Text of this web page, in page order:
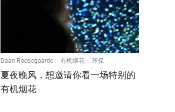
Daan Roosegaarde 有机烟花 环保
夏夜晚风，想邀请你看一场特别的
有机烟花